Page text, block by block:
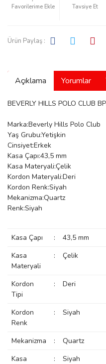
Manoir
Tavsiye Et
Ürün Paylaş :
Açıklama Yorumlar
BEVERLY HILLS POLO CLUB
Marka:Beverly Hills Polo Club
Yaş Grubu:Yetişkin
Cinsiyet:Erkek
Kasa Çapı:43,5 mm
Kasa Materyali:Çelik
Kordon Materyali:Deri
Kordon Renk:Siyah
Mekanizma:Quartz
Renk:Siyah
Kasa Çapı :
43,5 mm
Kasa
Materyali
: Çelik
Kordon
Tipi
: Deri
Kordon
Renk
: Siyah
Mekanizma :
Quartz
Kasa
: Siyah